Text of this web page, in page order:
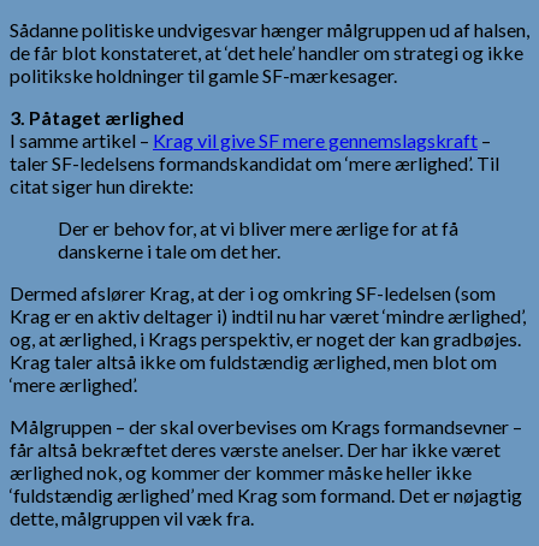
Sådanne politiske undvigesvar hænger målgruppen ud af halsen,
de får blot konstateret, at ‘det hele’ handler om strategi og ikke
politikske holdninger til gamle SF-mærkesager.
3. Påtaget ærlighed
I samme artikel – Krag vil give SF mere gennemslagskraft –
taler SF-ledelsens formandskandidat om ‘mere ærlighed’. Til
citat siger hun direkte:
Der er behov for, at vi bliver mere ærlige for at få
danskerne i tale om det her.
Dermed afslører Krag, at der i og omkring SF-ledelsen (som
Krag er en aktiv deltager i) indtil nu har været ‘mindre ærlighed’,
og, at ærlighed, i Krags perspektiv, er noget der kan gradbøjes.
Krag taler altså ikke om fuldstændig ærlighed, men blot om
‘mere ærlighed’.
Målgruppen – der skal overbevises om Krags formandsevner –
får altså bekræftet deres værste anelser. Der har ikke været
ærlighed nok, og kommer der kommer måske heller ikke
‘fuldstændig ærlighed’ med Krag som formand. Det er nøjagtig
dette, målgruppen vil væk fra.